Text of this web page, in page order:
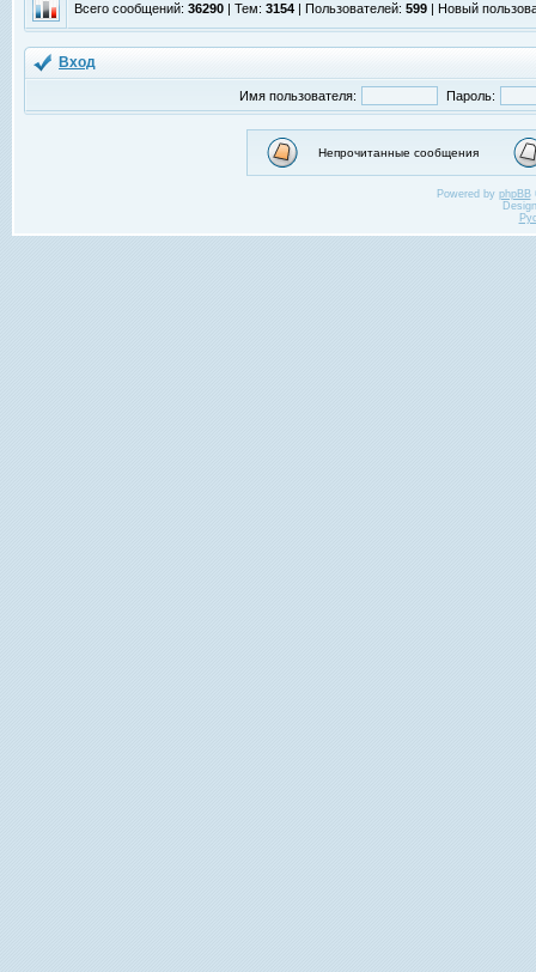
Всего сообщений: 36290 | Тем: 3154 | Пользователей: 599 | Новый
Вход
Имя пользователя: Пароль:
Непрочитанные сообщения
Powered by phpBB